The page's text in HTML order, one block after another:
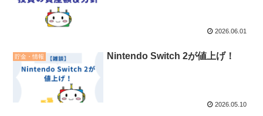
2026.06.01
貯金・情報 Nintendo Switch 2が値上げ！
2026.05.10